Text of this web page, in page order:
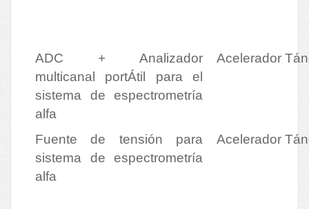
ADC + Analizador
multicanal portÁtil para el
sistema de espectrometría
alfa
Acelerador
Fuente de tensión para
sistema de espectrometría
alfa
Acelerador